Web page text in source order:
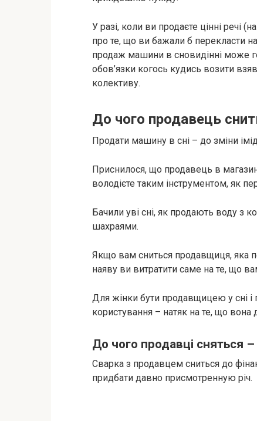
У разі, коли ви продаєте цінні речі
про те, що ви бажали б перекласти
продаж машини в сновидінні може
обов’язки когось кудись возити
колективу.
До чого продавець
Продати машину в сні – до зміни
Приснилося, що продавець в
володієте таким інструментом, як
Бачили уві сні, як продають воду з
шахраями.
Якщо вам сниться продавщиця, яка
наяву ви витратити саме на те, що
Для жінки бути продавщицею у сні і
користування – натяк на те, що вона
До чого продавці сняться
Сварка з продавцем сниться до
придбати давно присмотренную річ.